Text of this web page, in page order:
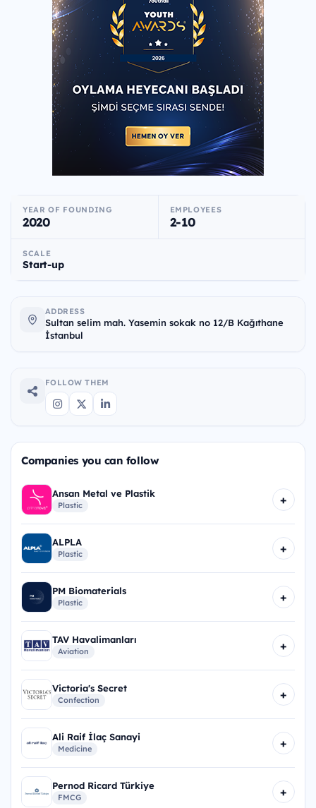
YEAR OF FOUNDING
2020
EMPLOYEES
2-10
SCALE
Start-up
ADDRESS
Sultan selim mah. Yasemin sokak no 12/B Kağıthane
İstanbul
FOLLOW THEM
Companies you can follow
Ansan Metal ve Plastik
Plastic +
ALPLA
Plastic +
PM Biomaterials
Plastic +
TAV Havalimanları
Aviation +
Victoria's Secret
Confection +
Ali Raif İlaç Sanayi
Medicine +
Pernod Ricard Türkiye
FMCG +